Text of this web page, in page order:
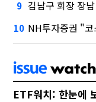
9 김남구 회장 장남
10 NH투자증권 "코스
ETF워치: 한눈에